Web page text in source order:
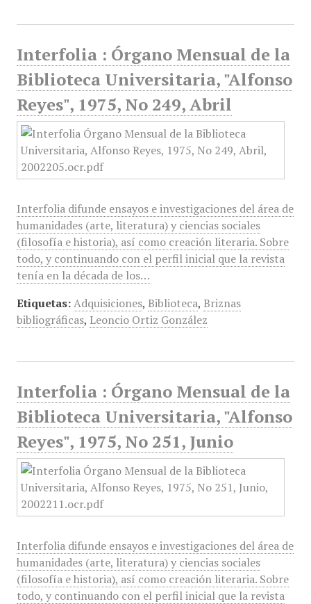
Interfolia : Órgano Mensual de la
Biblioteca Universitaria, "Alfonso
Reyes", 1975, No 249, Abril
Interfolia difunde ensayos e investigaciones del área de
humanidades (arte, literatura) y ciencias sociales
(filosofía e historia), así como creación literaria. Sobre
todo, y continuando con el perfil inicial que la revista
tenía en la década de los…
Etiquetas: Adquisiciones, Biblioteca, Briznas
bibliográficas, Leoncio Ortiz González
Interfolia : Órgano Mensual de la
Biblioteca Universitaria, "Alfonso
Reyes", 1975, No 251, Junio
Interfolia difunde ensayos e investigaciones del área de
humanidades (arte, literatura) y ciencias sociales
(filosofía e historia), así como creación literaria. Sobre
todo, y continuando con el perfil inicial que la revista